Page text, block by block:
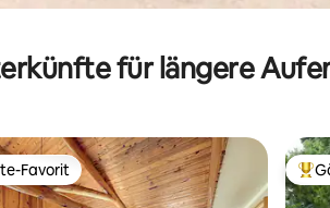
für längere
Favorit
Favorit